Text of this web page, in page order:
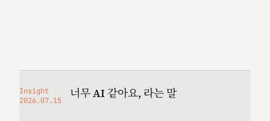
Insight
2026.07.15
너무 AI 같아요, 라는 말